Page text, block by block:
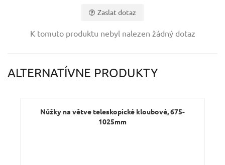
Zaslat dotaz
K tomuto produktu nebyl nalezen žádný dotaz
ALTERNATÍVNE PRODUKTY
Nůžky na větve teleskopické kloubové, 675-
1025mm